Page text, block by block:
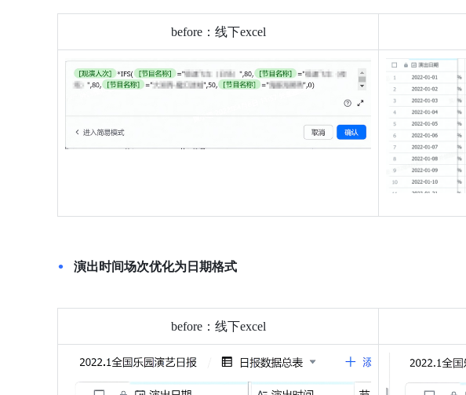
before：线下excel
演出时间场次优化为日期格式
before：线下excel